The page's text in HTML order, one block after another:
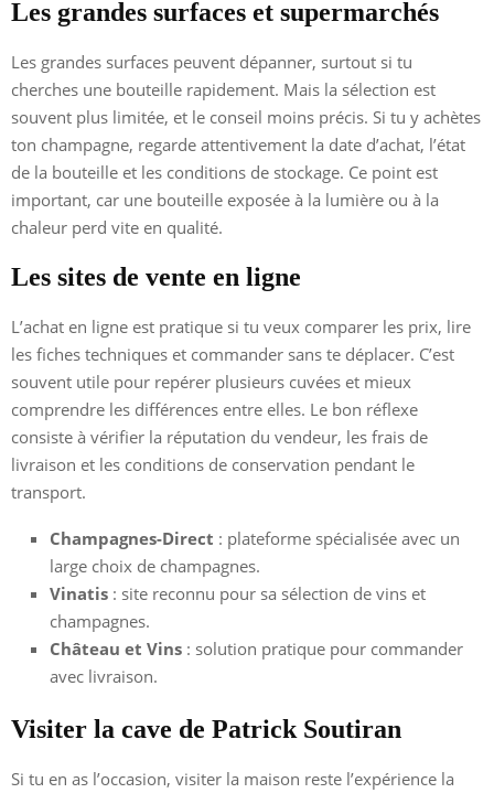
Les grandes surfaces et supermarchés
Les grandes surfaces peuvent dépanner, surtout si tu
cherches une bouteille rapidement. Mais la sélection est
souvent plus limitée, et le conseil moins précis. Si tu y achètes
ton champagne, regarde attentivement la date d’achat, l’état
de la bouteille et les conditions de stockage. Ce point est
important, car une bouteille exposée à la lumière ou à la
chaleur perd vite en qualité.
Les sites de vente en ligne
L’achat en ligne est pratique si tu veux comparer les prix, lire
les fiches techniques et commander sans te déplacer. C’est
souvent utile pour repérer plusieurs cuvées et mieux
comprendre les différences entre elles. Le bon réflexe
consiste à vérifier la réputation du vendeur, les frais de
livraison et les conditions de conservation pendant le
transport.
Champagnes-Direct : plateforme spécialisée avec un
large choix de champagnes.
Vinatis : site reconnu pour sa sélection de vins et
champagnes.
Château et Vins : solution pratique pour commander
avec livraison.
Visiter la cave de Patrick Soutiran
Si tu en as l’occasion, visiter la maison reste l’expérience la